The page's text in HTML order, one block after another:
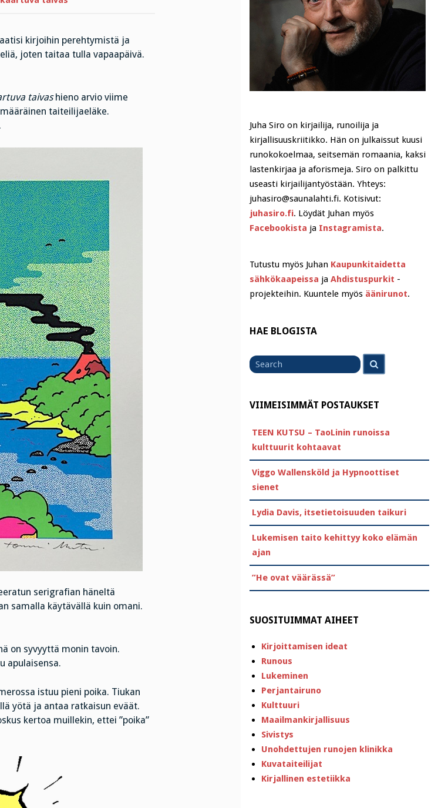
kirjoihin perehtymistä ja
joten taitaa tulla vapaapäivä.
taivashieno arvio viime
taiteilijaeläke.
serigrafian häneltä
samalla käytävällä kuin omani.
on syvyyttä monin tavoin.
apulaisensa.
istuu pieni poika. Tiukan
yötä ja antaa ratkaisun eväät.
kertoa muillekin, ettei ”poika”
Juha Siro on kirjailija, runoilija ja
kirjallisuuskriitikko. Hän on julkaissut kuusi
runokokoelmaa, seitsemän romaania, kaksi
lastenkirjaa ja aforismeja. Siro on palkittu
useasti kirjailijantyöstään. Yhteys:
juhasiro@saunalahti.fi. Kotisivut:
juhasiro.fi. Löydät Juhan myös
Facebookista ja Instagramista.
Tutustu myös Juhan Kaupunkitaidetta
sähkökaapeissa ja Ahdistuspurkit -
projekteihin. Kuuntele myös äänirunot.
HAE BLOGISTA
for
VIIMEISIMMÄT POSTAUKSET
TEEN KUTSU – TaoLinin runoissa
kulttuurit kohtaavat
Viggo Wallensköld ja Hypnoottiset
sienet
Lydia Davis, itsetietoisuuden taikuri
Lukemisen taito kehittyy koko elämän
ajan
”He ovat väärässä”
SUOSITUIMMAT AIHEET
Kirjoittamisen ideat
Runous
Lukeminen
Perjantairuno
Kulttuuri
Maailmankirjallisuus
Sivistys
Unohdettujen runojen klinikka
Kuvataiteilijat
Kirjallinen estetiikka